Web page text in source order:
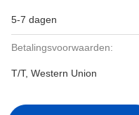
5-7 dagen
Betalingsvoorwaarden:
T/T, Western Union